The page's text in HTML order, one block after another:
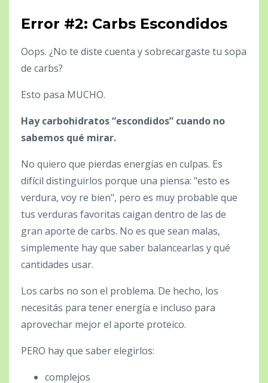
Error #2: Carbs Escondidos
Oops. ¿No te diste cuenta y sobrecargaste tu sopa
de carbs?
Esto pasa MUCHO.
Hay carbohidratos “escondidos” cuando no
sabemos qué mirar.
No quiero que pierdas energías en culpas. Es
difícil distinguirlos porque una piensa: "esto es
verdura, voy re bien", pero es muy probable que
tus verduras favoritas caigan dentro de las de
gran aporte de carbs. No es que sean malas,
simplemente hay que saber balancearlas y qué
cantidades usar.
Los carbs no son el problema. De hecho, los
necesitás para tener energía e incluso para
aprovechar mejor el aporte proteico.
PERO hay que saber elegirlos:
complejos